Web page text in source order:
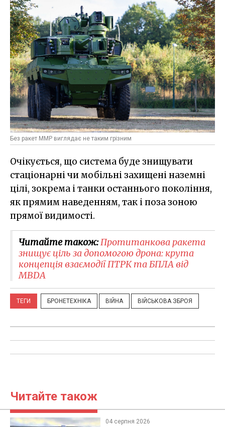
Без ракет MMP виглядає не таким грізним
Очікується, що система буде знищувати
стаціонарні чи мобільні захищені наземні
цілі, зокрема і танки останнього покоління,
як прямим наведенням, так і поза зоною
прямої видимості.
Читайте також:Протитанкова ракета
знищує ціль за допомогою дрона: крута
концепція взаємодії ПТРК та БПЛА від
MBDA
ТЕГИ БРОНЕТЕХНІКА ВІЙНА ВІЙСЬКОВА ЗБРОЯ
Читайте також
04 серпня 2026